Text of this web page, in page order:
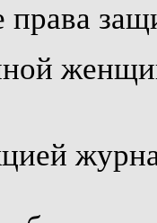
права